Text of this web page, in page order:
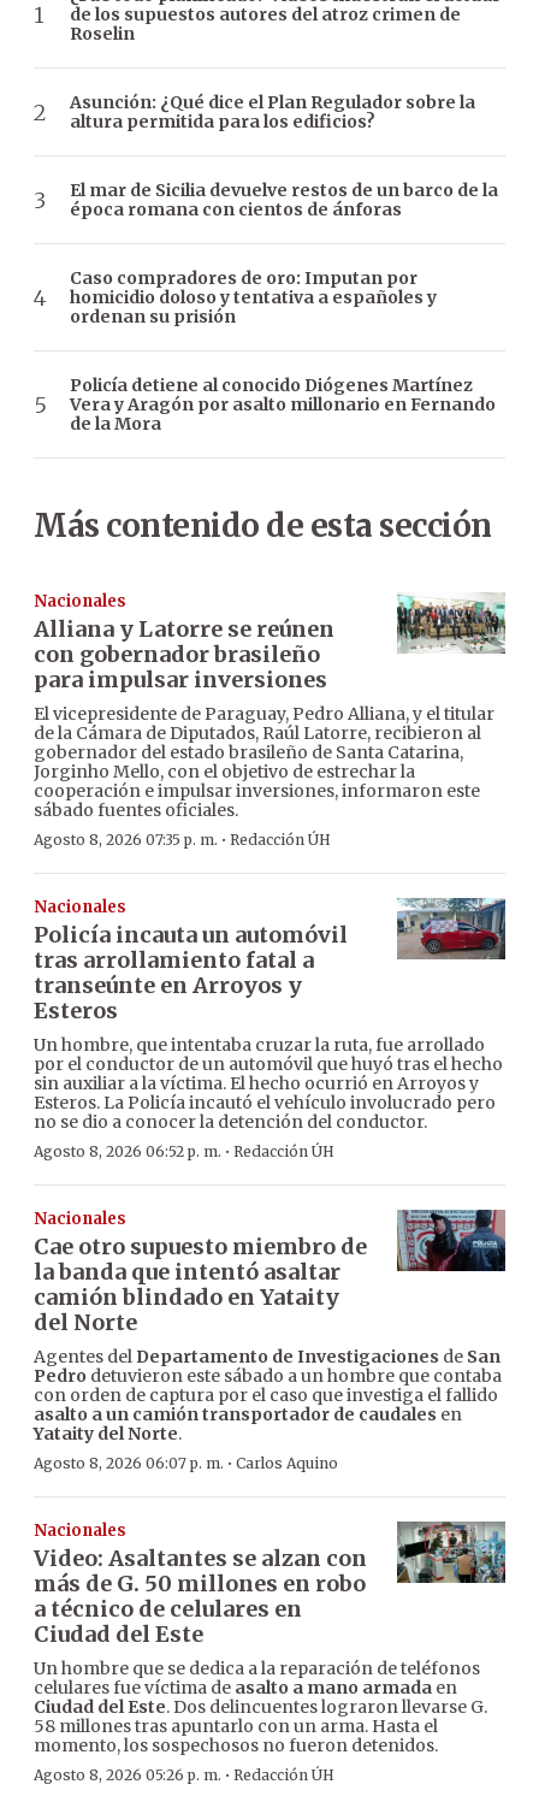
de los supuestos autores del atroz crimen de
Roselin
Asunción: ¿Qué dice el Plan Regulador sobre la
altura permitida para los edificios?
El mar de Sicilia devuelve restos de un barco de la
época romana con cientos de ánforas
Caso compradores de oro: Imputan por
homicidio doloso y tentativa a españoles y
ordenan su prisión
Policía detiene al conocido Diógenes Martínez
Vera y Aragón por asalto millonario en Fernando
de la Mora
Más contenido de esta sección
Nacionales
Alliana y Latorre se reúnen
con gobernador brasileño
para impulsar inversiones
El vicepresidente de Paraguay, Pedro Alliana, y el titular
de la Cámara de Diputados, Raúl Latorre, recibieron al
gobernador del estado brasileño de Santa Catarina,
Jorginho Mello, con el objetivo de estrechar la
cooperación e impulsar inversiones, informaron este
sábado fuentes oficiales.
Agosto 8, 2026 07:35 p. m. · Redacción ÚH
Nacionales
Policía incauta un automóvil
tras arrollamiento fatal a
transeúnte en Arroyos y
Esteros
Un hombre, que intentaba cruzar la ruta, fue arrollado
por el conductor de un automóvil que huyó tras el hecho
sin auxiliar a la víctima. El hecho ocurrió en Arroyos y
Esteros. La Policía incautó el vehículo involucrado pero
no se dio a conocer la detención del conductor.
Agosto 8, 2026 06:52 p. m. · Redacción ÚH
Nacionales
Cae otro supuesto miembro de
la banda que intentó asaltar
camión blindado en Yataity
del Norte
Agentes del Departamento de Investigaciones de San
Pedro detuvieron este sábado a un hombre que contaba
con orden de captura por el caso que investiga el fallido
asalto a un camión transportador de caudales en
Yataity del Norte.
Agosto 8, 2026 06:07 p. m. · Carlos Aquino
Nacionales
Video: Asaltantes se alzan con
más de G. 50 millones en robo
a técnico de celulares en
Ciudad del Este
Un hombre que se dedica a la reparación de teléfonos
celulares fue víctima de asalto a mano armada en
Ciudad del Este. Dos delincuentes lograron llevarse G.
58 millones tras apuntarlo con un arma. Hasta el
momento, los sospechosos no fueron detenidos.
Agosto 8, 2026 05:26 p. m. · Redacción ÚH